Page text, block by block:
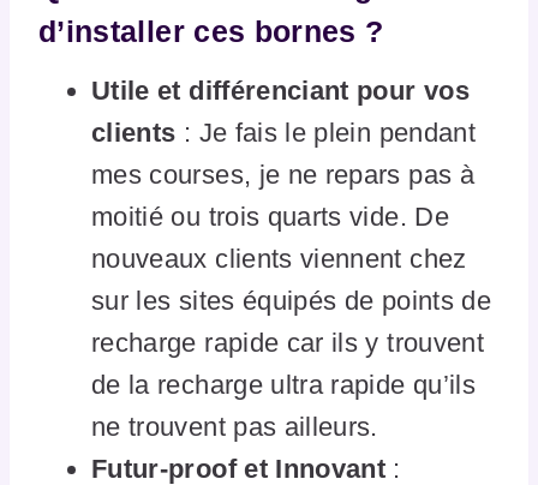
d’installer ces bornes ?
Utile et différenciant pour vos
clients : Je fais le plein pendant
mes courses, je ne repars pas à
moitié ou trois quarts vide. De
nouveaux clients viennent chez
sur les sites équipés de points de
recharge rapide car ils y trouvent
de la recharge ultra rapide qu’ils
ne trouvent pas ailleurs.
Futur-proof et Innovant :